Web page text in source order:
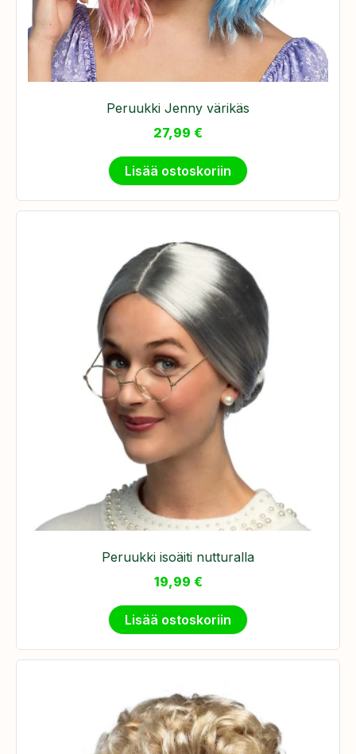
Peruukki Jenny värikäs
27,99 €
Lisää ostoskoriin
Peruukki isoäiti nutturalla
19,99 €
Lisää ostoskoriin